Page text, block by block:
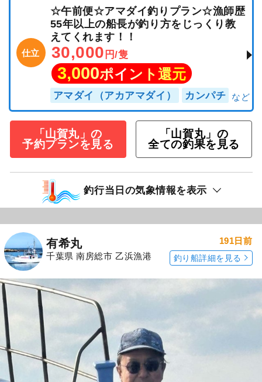
仕立
☆午前便☆アマダイ釣りプラン☆漁師歴
55年以上の船長が釣り方をじっくり教
えてくれます！！
30,000 円/隻
3,000ポイント還元
アマダイ（アカアマダイ） カンパチ
「山賀丸」の
予約プランを見る
「山賀丸」の
全ての釣果を見る
釣行当日の気象情報を表示
有希丸
千葉県 南房総市 乙浜漁港
191日前
釣り船詳細を見る